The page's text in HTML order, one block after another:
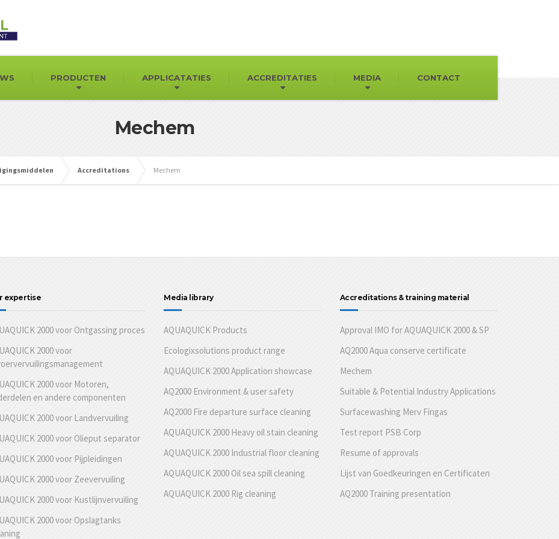
PRODUCTEN APPLICATATIES ACCREDITATIES MEDIA CONTACT
Mechem
Accreditations Mechem
expertise
2000 voor Ontgassing proces
2000 voor
2000 voor Motoren,
en andere componenten
2000 voor Landvervuiling
2000 voor Olieput separator
2000 voor Pijpleidingen
2000 voor Zeevervuiling
2000 voor Kustlijnvervuiling
2000 voor Opslagtanks
Media library
AQUAQUICK Products
Ecologixsolutions product range
AQUAQUICK 2000 Application showcase
AQ2000 Environment & user safety
AQ2000 Fire departure surface cleaning
AQUAQUICK 2000 Heavy oil stain cleaning
AQUAQUICK 2000 Industrial floor cleaning
AQUAQUICK 2000 Oil sea spill cleaning
AQUAQUICK 2000 Rig cleaning
Accreditations & training material
Approval IMO for AQUAQUICK 2000 & SP
AQ2000 Aqua conserve certificate
Mechem
Suitable & Potential Industry Applications
Surfacewashing Merv Fingas
Test report PSB Corp
Resume of approvals
Lijst van Goedkeuringen en Certificaten
AQ2000 Training presentation